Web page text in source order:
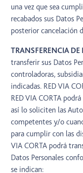
una vez que sea
recabados sus Datos
posterior cancelación
TRANSFERENCIA
transferir sus Datos
controladoras,
indicadas. RED VIA
RED VIA CORTA
así lo soliciten las
competentes y/o
para cumplir con las
VIA CORTA podrá
Datos Personales
se indican: